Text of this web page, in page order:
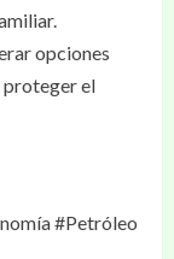
opciones
proteger el
#Petróleo